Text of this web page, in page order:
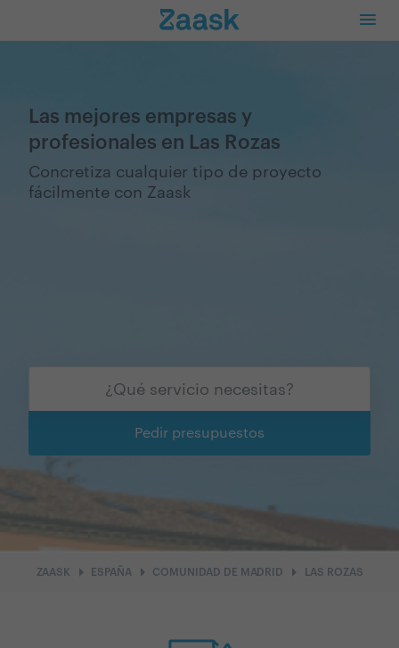
Las mejores empresas y
profesionales en Las Rozas
Concretiza cualquier tipo de proyecto
fácilmente con Zaask
Pedir presupuestos
ZAASK arrow_right ESPAÑAarrow_right COMUNIDAD DE MADRID arrow_right LAS ROZAS